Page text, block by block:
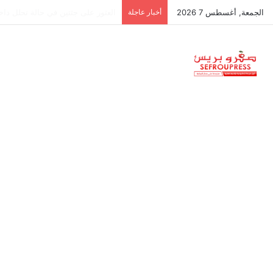
الجمعة, أغسطس 7 2026 أخبار عاجلة